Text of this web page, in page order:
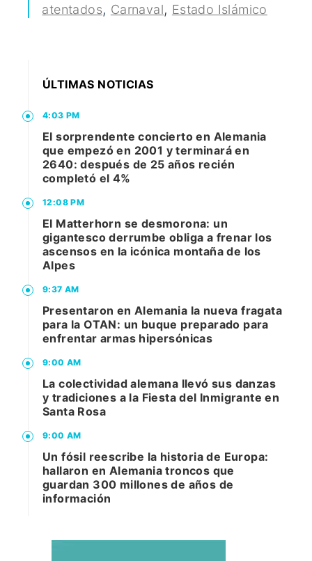
atentados, Carnaval, Estado Islámico
ÚLTIMAS NOTICIAS
4:03 PM
El sorprendente concierto en Alemania
que empezó en 2001 y terminará en
2640: después de 25 años recién
completó el 4%
12:08 PM
El Matterhorn se desmorona: un
gigantesco derrumbe obliga a frenar los
ascensos en la icónica montaña de los
Alpes
9:37 AM
Presentaron en Alemania la nueva fragata
para la OTAN: un buque preparado para
enfrentar armas hipersónicas
9:00 AM
La colectividad alemana llevó sus danzas
y tradiciones a la Fiesta del Inmigrante en
Santa Rosa
9:00 AM
Un fósil reescribe la historia de Europa:
hallaron en Alemania troncos que
guardan 300 millones de años de
información